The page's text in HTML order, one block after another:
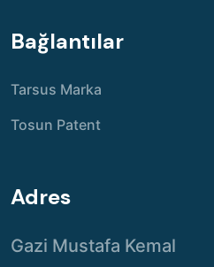
Bağlantılar
Tarsus Marka
Tosun Patent
Adres
Gazi Mustafa Kemal